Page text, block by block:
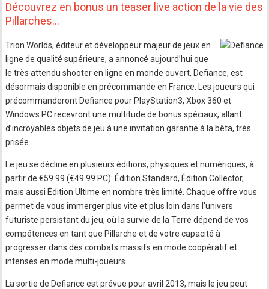
Découvrez en bonus un teaser live action de la vie des
Pillarches…
Trion Worlds, éditeur et développeur majeur de jeux en
ligne de qualité supérieure, a annoncé aujourd’hui que
le très attendu shooter en ligne en monde ouvert, Defiance, est
désormais disponible en précommande en France. Les joueurs qui
précommanderont Defiance pour PlayStation3, Xbox 360 et
Windows PC recevront une multitude de bonus spéciaux, allant
d’incroyables objets de jeu à une invitation garantie à la bêta, très
prisée.
Le jeu se décline en plusieurs éditions, physiques et numériques, à
partir de €59.99 (€49.99 PC): Édition Standard, Édition Collector,
mais aussi Édition Ultime en nombre très limité. Chaque offre vous
permet de vous immerger plus vite et plus loin dans l’univers
futuriste persistant du jeu, où la survie de la Terre dépend de vos
compétences en tant que Pillarche et de votre capacité à
progresser dans des combats massifs en mode coopératif et
intenses en mode multi-joueurs.
La sortie de Defiance est prévue pour avril 2013, mais le jeu peut